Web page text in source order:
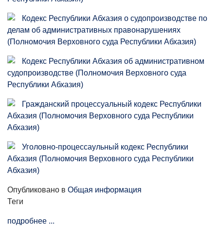
Кодекс Республики Абхазия о судопроизводстве по
делам об административных правонарушениях
(Полномочия Верховного суда Республики Абхазия)
Кодекс Республики Абхазия об административном
судопроизводстве (Полномочия Верховного суда
Республики Абхазия)
Гражданский процессуальный кодекс Республики
Абхазия (Полномочия Верховного суда Республики
Абхазия)
Уголовно-процессаульный кодекс Республики
Абхазия (Полномочия Верховного суда Республики
Абхазия)
Опубликовано в Общая информация
Теги
подробнее ...